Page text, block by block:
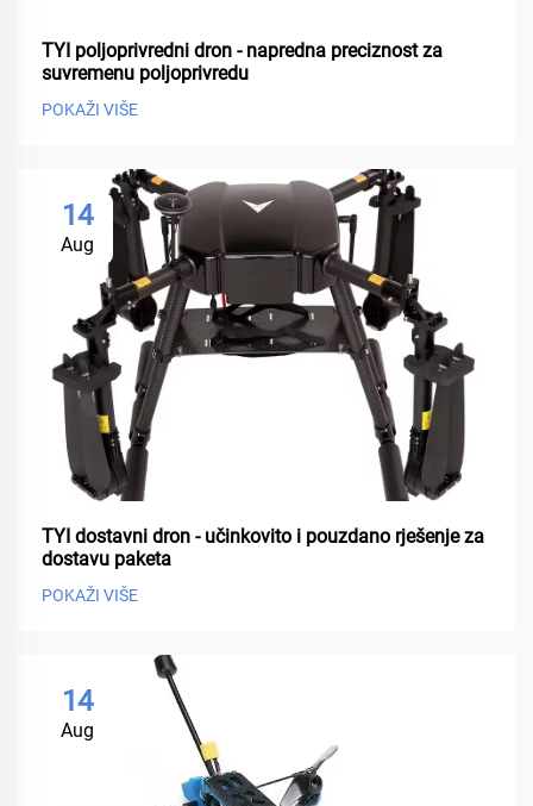
TYI poljoprivredni dron - napredna preciznost za
suvremenu poljoprivredu
POKAŽI VIŠE
14
Aug
TYI dostavni dron - učinkovito i pouzdano rješenje za
dostavu paketa
POKAŽI VIŠE
14
Aug